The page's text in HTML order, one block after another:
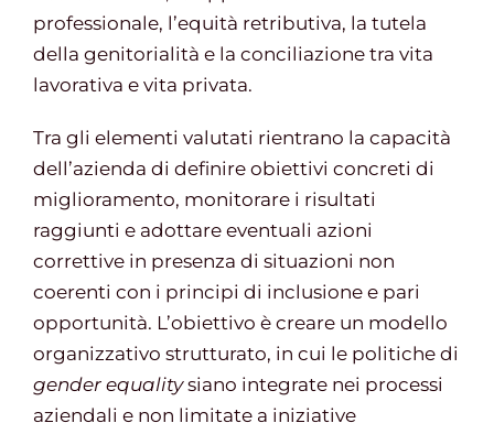
professionale, l’equità retributiva, la tutela
della genitorialità e la conciliazione tra vita
lavorativa e vita privata.
Tra gli elementi valutati rientrano la capacità
dell’azienda di definire obiettivi concreti di
miglioramento, monitorare i risultati
raggiunti e adottare eventuali azioni
correttive in presenza di situazioni non
coerenti con i principi di inclusione e pari
opportunità. L’obiettivo è creare un modello
organizzativo strutturato, in cui le politiche di
gender equalitysiano integrate nei processi
aziendali e non limitate a iniziative